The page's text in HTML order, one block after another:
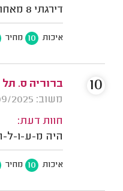
דירגתי 8 מאחר וסה״כ המחיר לא זול בעיניי.
איכות 10 מחיר
ברוריה ס. תל
משוב: 15/09/2025
חוות דעת:
היה מ-ע-ו-ל-
איכות 10 מחיר
10